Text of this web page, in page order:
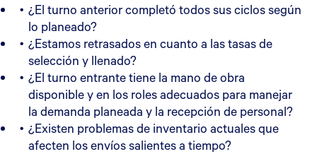
¿El turno anterior completó todos sus ciclos según
lo planeado?
¿Estamos retrasados en cuanto a las tasas de
selección y llenado?
¿El turno entrante tiene la mano de obra
disponible y en los roles adecuados para manejar
la demanda planeada y la recepción de personal?
¿Existen problemas de inventario actuales que
afecten los envíos salientes a tiempo?